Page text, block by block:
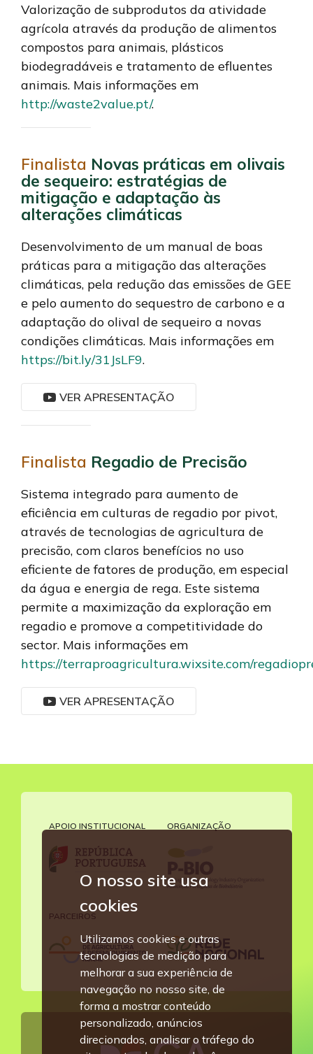
O nosso site usa
cookies
Utilizamos cookies e outras
tecnologias de medição para
melhorar a sua experiência de
navegação no nosso site, de
forma a mostrar conteúdo
personalizado, anúncios
direcionados, analisar o tráfego do
Valorização de subprodutos da atividade
agrícola através da produção de alimentos
compostos para animais, plásticos
biodegradáveis e tratamento de efluentes
animais. Mais informações em
http://waste2value.pt/.
Finalista Novas práticas em olivais
de sequeiro: estratégias de
mitigação e adaptação às
alterações climáticas
Desenvolvimento de um manual de boas
práticas para a mitigação das alterações
climáticas, pela redução das emissões de GEE
e pelo aumento do sequestro de carbono e a
adaptação do olival de sequeiro a novas
condições climáticas. Mais informações em
https://bit.ly/31JsLF9.
VER APRESENTAÇÃO
Finalista Regadio de Precisão
Sistema integrado para aumento de
eficiência em culturas de regadio por pivot,
através de tecnologias de agricultura de
precisão, com claros benefícios no uso
eficiente de fatores de produção, em especial
da água e energia de rega. Este sistema
permite a maximização da exploração em
regadio e promove a competitividade do
sector. Mais informações em
https://terraproagricultura.wixsite.com/
VER APRESENTAÇÃO
APOIO INSTITUCIONAL ORGANIZAÇÃO
PARCEIROS